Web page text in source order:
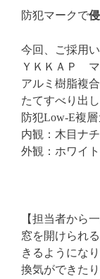
防犯マークで
今回、ご採用
ＹＫＫＡＰ
アルミ樹脂複
たてすべり出
防犯Low‐E複
内観：木目ナ
外観：ホワイト
【担当者から一
窓を開けられ
きるようになり
換気ができた